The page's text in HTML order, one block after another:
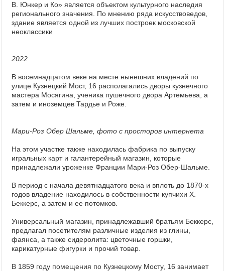
В. Юнкер и Ко» является объектом культурного наследия
регионального значения. По мнению ряда искусствоведов,
здание является одной из лучших построек московской
неоклассики
2022
В восемнадцатом веке на месте нынешних владений по
улице Кузнецкий Мост, 16 располагались дворы кузнечного
мастера Мосягина, ученика пушечного двора Артемьева, а
затем и иноземцев Тардье и Роже.
Мари-Роз Обер Шальме, фото с просторов интернета
На этом участке также находилась фабрика по выпуску
игральных карт и галантерейный магазин, которые
принадлежали уроженке Франции Мари-Роз Обер-Шальме.
В период с начала девятнадцатого века и вплоть до 1870-х
годов владение находилось в собственности купчихи Х.
Беккерс, а затем и ее потомков.
Универсальный магазин, принадлежавший братьям Беккерс,
предлагал посетителям различные изделия из глины,
фаянса, а также сидеролита: цветочные горшки,
карикатурные фигурки и прочий товар.
В 1859 году помещения по Кузнецкому Мосту, 16 занимает